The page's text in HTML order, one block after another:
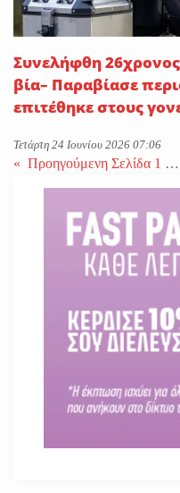
Συνελήφθη
βία– Παραβίασε
επιτέθηκε στους
Τετάρτη 24 Ιουνίου 2026 07:06
« Προηγούμενη Σελίδα 1 …